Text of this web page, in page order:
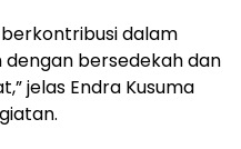
dalam
bersedekah dan
jelas Endra Kusuma